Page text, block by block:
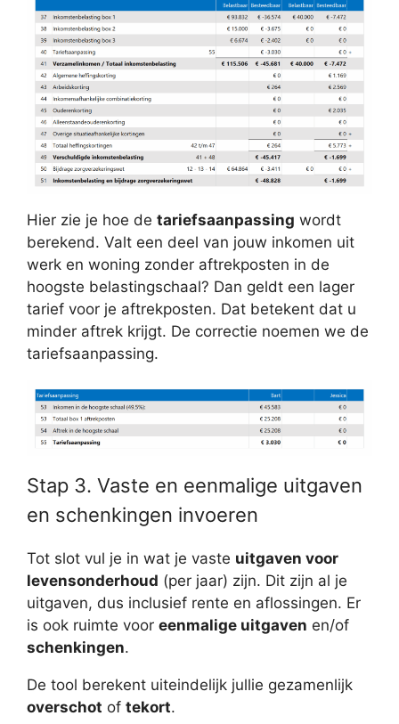
Hier zie je hoe de tariefsaanpassing wordt
berekend. Valt een deel van jouw inkomen uit
werk en woning zonder aftrekposten in de
hoogste belastingschaal? Dan geldt een lager
tarief voor je aftrekposten. Dat betekent dat u
minder aftrek krijgt. De correctie noemen we de
tariefsaanpassing.
Stap 3. Vaste en eenmalige uitgaven
en schenkingen invoeren
Tot slot vul je in wat je vaste uitgaven voor
levensonderhoud (per jaar) zijn. Dit zijn al je
uitgaven, dus inclusief rente en aflossingen. Er
is ook ruimte voor eenmalige uitgaven en/of
schenkingen.
De tool berekent uiteindelijk jullie gezamenlijk
overschot of tekort.